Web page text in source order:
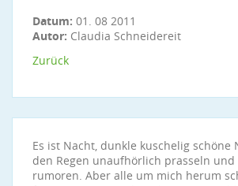
Datum: 01. 08 2011
Autor: Claudia Schneidereit
Zurück
Es ist Nacht, dunkle kuschelig schöne
den Regen unaufhörlich prasseln
rumoren. Aber alle um mich herum